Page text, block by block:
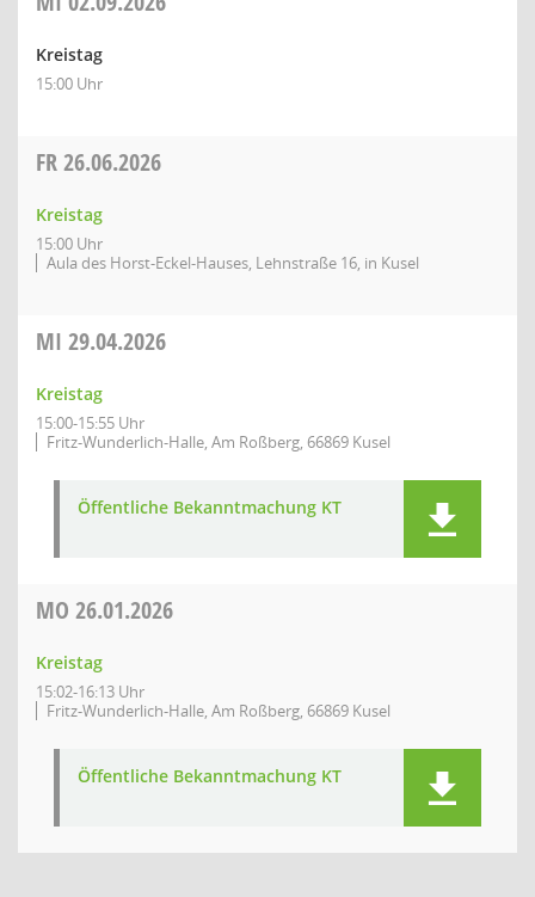
Kreistag
15:00 Uhr
FR26.06.2026
Kreistag
15:00 Uhr
Aula des Horst-Eckel-Hauses, Lehnstraße 16, in Kusel
MI 29.04.2026
Kreistag
15:00-15:55 Uhr
Fritz-Wunderlich-Halle, Am Roßberg, 66869 Kusel
Öffentliche Bekanntmachung KT
MO 26.01.2026
Kreistag
15:02-16:13 Uhr
Fritz-Wunderlich-Halle, Am Roßberg, 66869 Kusel
Öffentliche Bekanntmachung KT